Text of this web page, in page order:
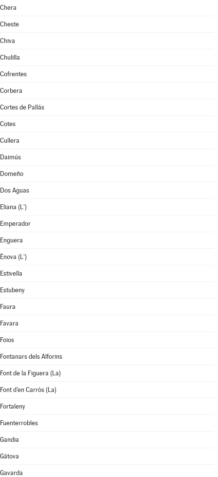
Chera
Cheste
Chiva
Chulilla
Cofrentes
Corbera
Cortes de Pallás
Cotes
Cullera
Daimús
Domeño
Dos Aguas
Eliana (L')
Emperador
Enguera
Ènova (L')
Estivella
Estubeny
Faura
Favara
Foios
Fontanars dels Alforins
Font de la Figuera (La)
Font d'en Carròs (La)
Fortaleny
Fuenterrobles
Gandia
Gátova
Gavarda